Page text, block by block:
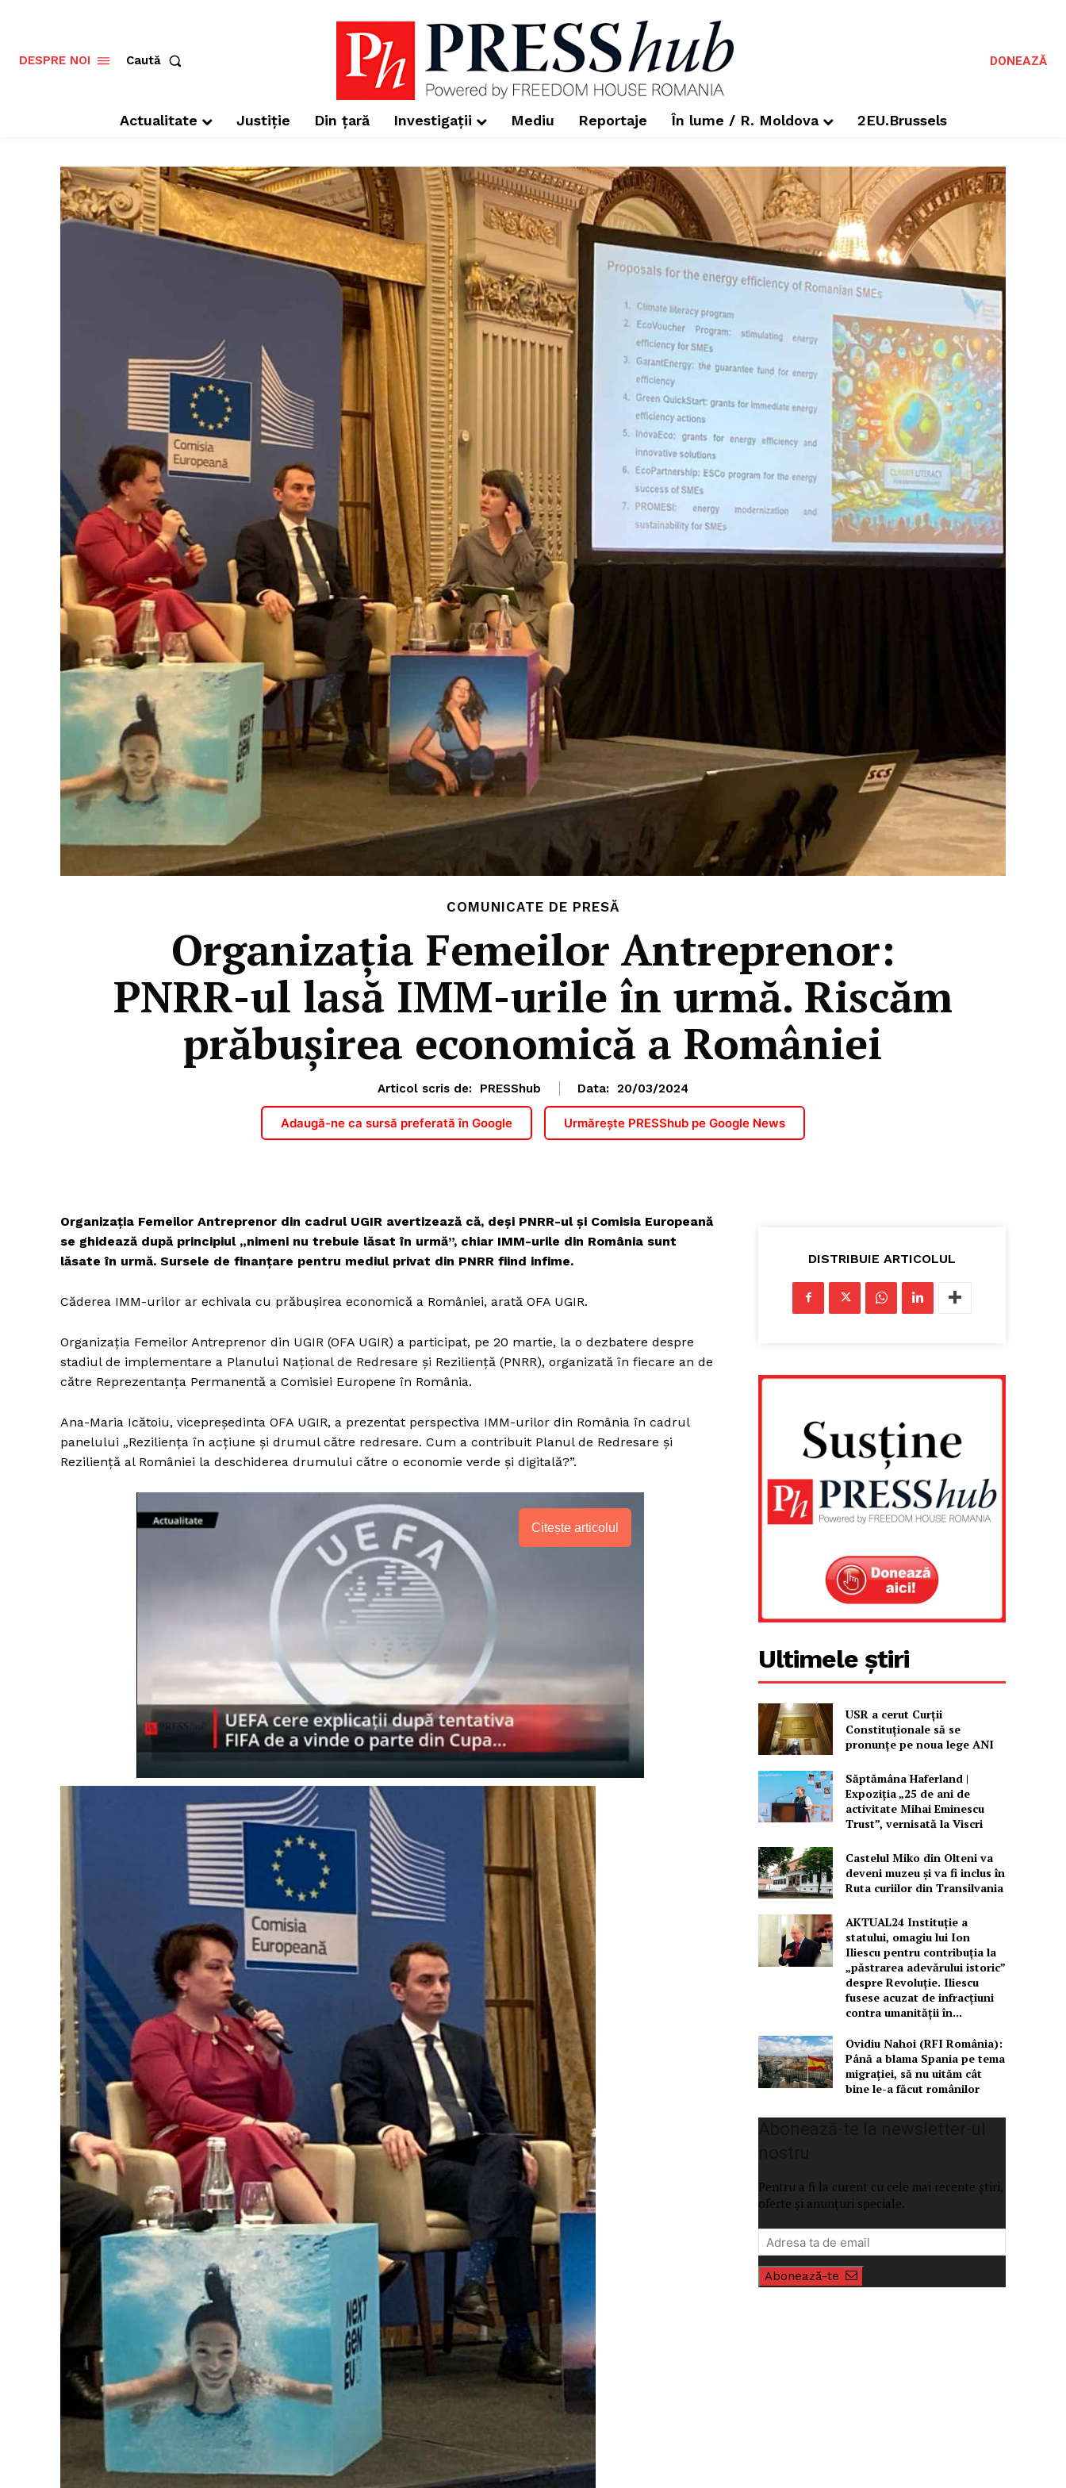
Un proiect
FREEDOM HOUSE
ROMÂNIA
PRESShub
Despre noi / Echipa
Proiecte editoriale
Rețea
Contact
DESPRE NOI Caută DONEAZĂ
Actualitate Justiție Din țară Investigații Mediu Reportaje În lume / R. Moldova 2EU.Brussels
COMUNICATE DE PRESĂ
Organizația Femeilor Antreprenor:
PNRR-ul lasă IMM-urile în urmă. Riscăm
prăbușirea economică a României
Articol scris de: PRESShub Data: 20/03/2024
Adaugă-ne ca sursă preferată în Google Urmărește PRESShub pe Google News
Organizația Femeilor Antreprenor din cadrul UGIR avertizează că, deși PNRR-ul și Comisia Europeană
se ghidează după principiul „nimeni nu trebuie lăsat în urmă”, chiar IMM-urile din România sunt
lăsate în urmă. Sursele de finanțare pentru mediul privat din PNRR fiind infime.
Căderea IMM-urilor ar echivala cu prăbușirea economică a României, arată OFA UGIR.
Organizația Femeilor Antreprenor din UGIR (OFA UGIR) a participat, pe 20 martie, la o dezbatere despre
stadiul de implementare a Planului Național de Redresare și Reziliență (PNRR), organizată în fiecare an de
către Reprezentanța Permanentă a Comisiei Europene în România.
Ana-Maria Icătoiu, vicepreședinta OFA UGIR, a prezentat perspectiva IMM-urilor din România în cadrul
panelului „Reziliența în acțiune și drumul către redresare. Cum a contribuit Planul de Redresare și
Reziliență al României la deschiderea drumului către o economie verde și digitală?”.
Citește articolul
DISTRIBUIE ARTICOLUL
Ultimele știri
USR a cerut Curții
Constituționale să se
pronunțe pe noua lege ANI
Săptămâna Haferland |
Expoziţia „25 de ani de
activitate Mihai Eminescu
Trust”, vernisată la Viscri
Castelul Miko din Olteni va
deveni muzeu şi va fi inclus în
Ruta curiilor din Transilvania
AKTUAL24 Instituție a
statului, omagiu lui Ion
Iliescu pentru contribuția la
„păstrarea adevărului istoric”
despre Revoluție. Iliescu
fusese acuzat de infracțiuni
contra umanității în...
Ovidiu Nahoi (RFI România):
Până a blama Spania pe tema
migrației, să nu uităm cât
bine le-a făcut românilor
Pentru a fi la curent cu cele mai recente știri,
oferte și anunțuri speciale.
Abonează-te